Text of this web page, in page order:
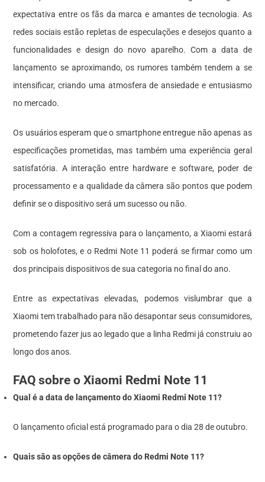
expectativa entre os fãs da marca e amantes de tecnologia. As
redes sociais estão repletas de especulações e desejos quanto a
funcionalidades e design do novo aparelho. Com a data de
lançamento se aproximando, os rumores também tendem a se
intensificar, criando uma atmosfera de ansiedade e entusiasmo
no mercado.
Os usuários esperam que o smartphone entregue não apenas as
especificações prometidas, mas também uma experiência geral
satisfatória. A interação entre hardware e software, poder de
processamento e a qualidade da câmera são pontos que podem
definir se o dispositivo será um sucesso ou não.
Com a contagem regressiva para o lançamento, a Xiaomi estará
sob os holofotes, e o Redmi Note 11 poderá se firmar como um
dos principais dispositivos de sua categoria no final do ano.
Entre as expectativas elevadas, podemos vislumbrar que a
Xiaomi tem trabalhado para não desapontar seus consumidores,
prometendo fazer jus ao legado que a linha Redmi já construiu ao
longo dos anos.
FAQ sobre o Xiaomi Redmi Note 11
Qual é a data de lançamento do Xiaomi Redmi Note 11?
O lançamento oficial está programado para o dia 28 de outubro.
Quais são as opções de câmera do Redmi Note 11?